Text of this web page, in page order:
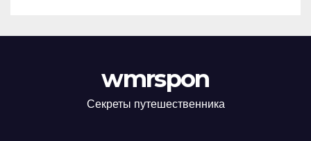
wmrspon
Секреты путешественника